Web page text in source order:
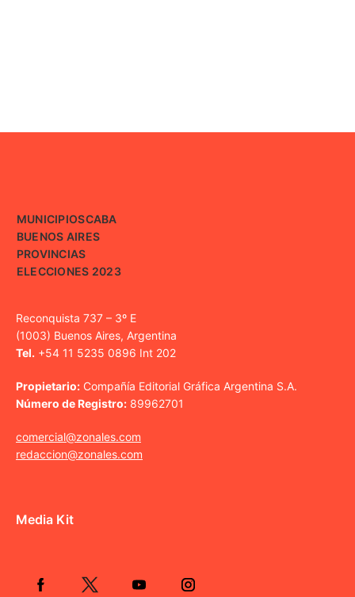
MUNICIPIOSCABA
BUENOS AIRES
PROVINCIAS
ELECCIONES 2023
Reconquista 737 – 3º E
(1003) Buenos Aires, Argentina
Tel. +54 11 5235 0896 Int 202
Propietario: Compañía Editorial Gráfica Argentina S.A.
Número de Registro: 89962701
comercial@zonales.com
redaccion@zonales.com
Media Kit